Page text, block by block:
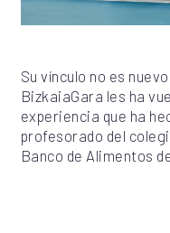
Su vínculo no es
BizkaiaGara les ha
experiencia que ha
profesorado del
Banco de Alimentos